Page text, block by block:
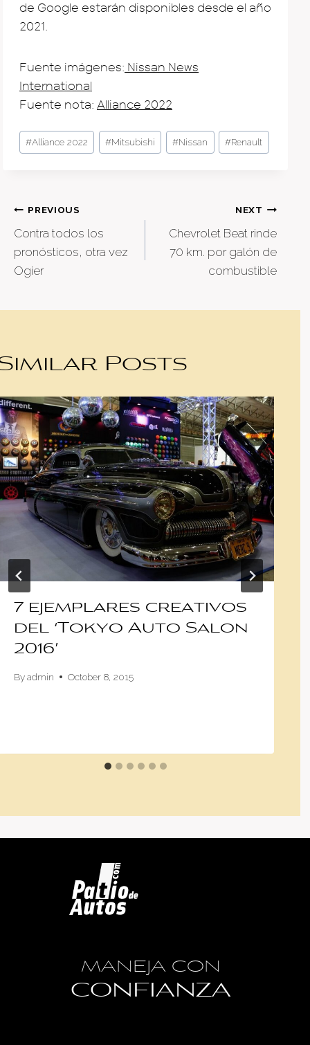
de Google estarán disponibles desde el año
2021.
Fuente imágenes: Nissan News
International
Fuente nota: Alliance 2022
Post
Tags:
#Alliance 2022 #Mitsubishi #Nissan #Renault
Post
navigation
PREVIOUS
Contra todos los
pronósticos, otra vez
Ogier
NEXT
Chevrolet Beat rinde
70 km. por galón de
combustible
Posts
7 ejemplares creativos
del ‘Tokyo Auto Salon
2016’
Byadmin October 8, 2015
MANEJA CON
CONFIANZA